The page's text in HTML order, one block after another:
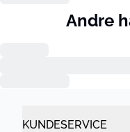
Andre
KUNDESERVICE